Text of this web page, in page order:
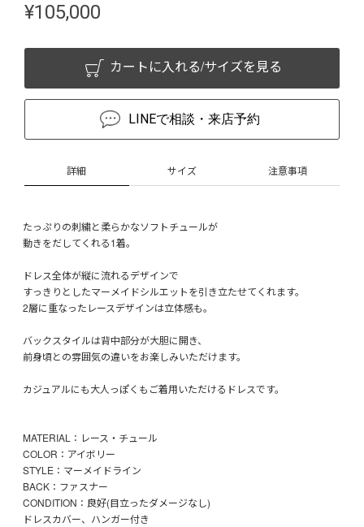
¥105,000
カートに入れる/サイズを見る
LINEで相談・来店予約
詳細 サイズ 注意事項
たっぷりの刺繍と柔らかなソフトチュールが
動きをだしてくれる1着。
ドレス全体が縦に流れるデザインで
すっきりとしたマーメイドシルエットを引き立たせてくれます。
2層に重なったレースデザインは立体感も。
バックスタイルは背中部分が大胆に開き、
前身頃との雰囲気の違いをお楽しみいただけます。
カジュアルにも大人っぽくもご着用いただけるドレスです。
MATERIAL：レース・チュール
COLOR：アイボリー
STYLE：マーメイドライン
BACK：ファスナー
CONDITION：良好(目立ったダメージなし)
ドレスカバー、ハンガー付き